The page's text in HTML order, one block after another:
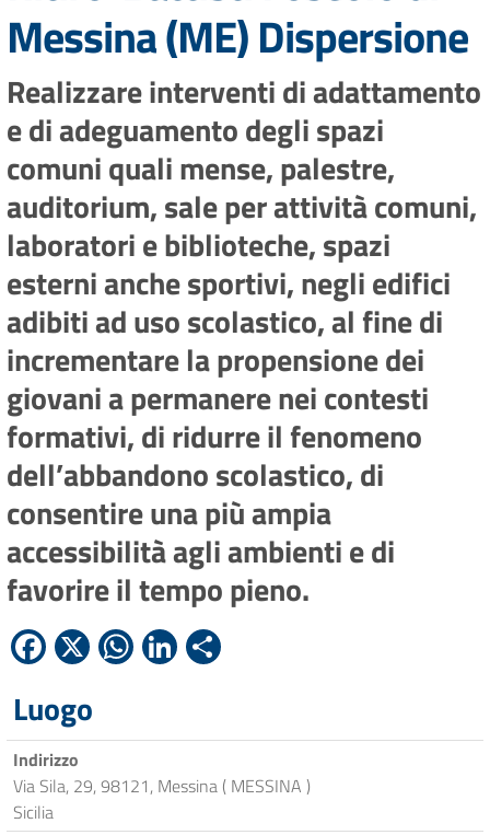
Messina (ME) Dispersione
Realizzare interventi di adattamento
e di adeguamento degli spazi
comuni quali mense, palestre,
auditorium, sale per attività comuni,
laboratori e biblioteche, spazi
esterni anche sportivi, negli edifici
adibiti ad uso scolastico, al fine di
incrementare la propensione dei
giovani a permanere nei contesti
formativi, di ridurre il fenomeno
dell’abbandono scolastico, di
consentire una più ampia
accessibilità agli ambienti e di
favorire il tempo pieno.
Facebook
X WhatsApp
LinkedIn
Luogo
Indirizzo
Via Sila, 29, 98121, Messina ( MESSINA )
Sicilia